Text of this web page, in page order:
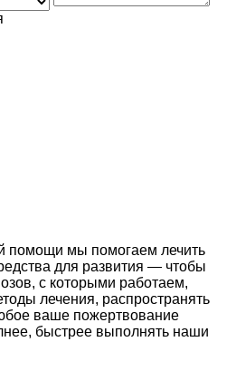
помощи мы помогаем лечить
для развития — чтобы
с которыми работаем,
лечения, распространять
ваше пожертвование
быстрее выполнять наши